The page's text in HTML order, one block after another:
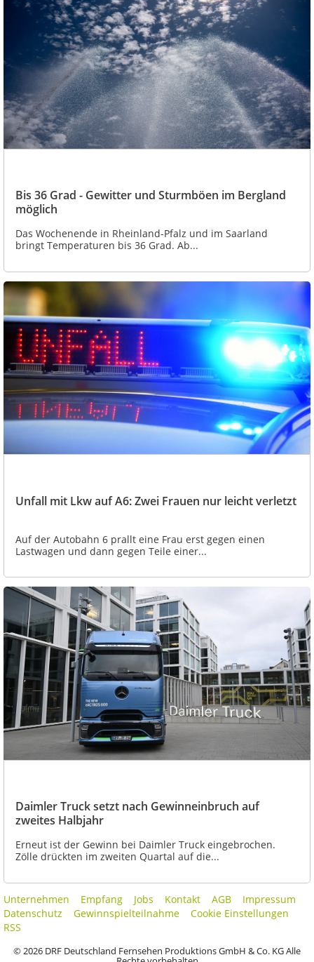
Bis 36 Grad - Gewitter und Sturmböen im Bergland
möglich
Das Wochenende in Rheinland-Pfalz und im Saarland
bringt Temperaturen bis 36 Grad. Ab...
Unfall mit Lkw auf A6: Zwei Frauen nur leicht verletzt
Auf der Autobahn 6 prallt eine Frau erst gegen einen
Lastwagen und dann gegen Teile einer...
Daimler Truck setzt nach Gewinneinbruch auf
zweites Halbjahr
Erneut ist der Gewinn bei Daimler Truck eingebrochen.
Zölle drückten im zweiten Quartal auf die...
Unternehmen Empfang Jobs Kontakt AGB
Impressum
Datenschutz
Gewinnspielteilnahme
Cookie Einstellungen
RSS
© 2026 DRF Deutschland Fernsehen Produktions GmbH & Co. KG Alle